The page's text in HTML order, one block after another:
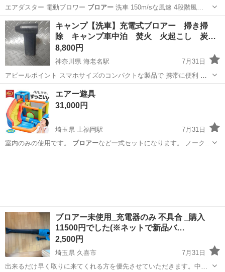
エアダスター 電動ブロワー ブロアー洗車 150m/sな風速 4段階風…
静岡 湖西市 鷲津駅 その他 ブロワー
キャンプ【洗車】充電式ブロアー 掃き掃
除 キャンプ車中泊 焚火 火起こし 炭
火…
8,800円
神奈川県 海老名駅
7月31日
アピールポイント スマホサイズのコンパクトな製品で 携帯に便利 大
容量2500mahバッテリー✕2本内蔵 最新版 USBタイプC充電 安全設
計 金属製ファン ブラシレスモーター 送風方向LEDライト完備単独ス
イッチ...
神奈川 海老名駅
エアー遊具
31,000円
埼玉県 上福岡駅
7月31日
室内のみの使用です。 ブロアー など一式セットになります。 ノーク…
ブロアー未使用_充電器のみ 不具合 _購入
11500円でした(※ネットで新品バ…
2,500円
埼玉県 久喜市
7月31日
出来るだけ早く取りに来てくれる方を優先させていただきます。中古